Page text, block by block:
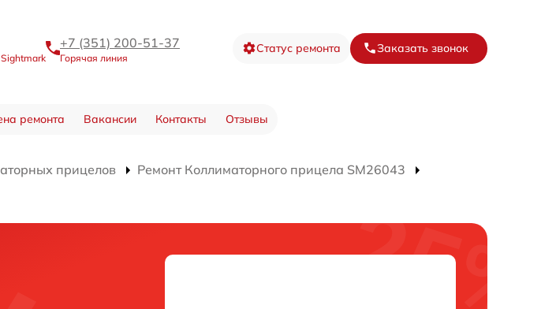
+7 (351) 200-51-37
Горячая линия
Статус ремонта Заказать звонок
ремонта Вакансии Контакты Отзывы
прицелов
Ремонт Коллиматорного прицела SM26043